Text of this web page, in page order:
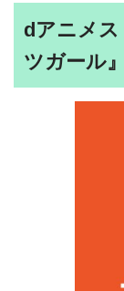
dアニメ
ツガール